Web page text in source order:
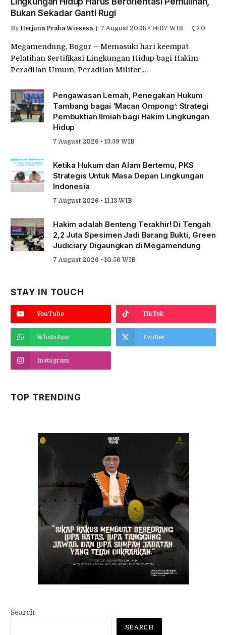
Bukan Sekadar Ganti Rugi
By Herjuna Praba Wiesesa 7 August 2026 • 14:07 WIB 0
Megamendung, Bogor – Memasuki hari keempat
Pelatihan Sertifikasi Lingkungan Hidup bagi Hakim
Peradilan Umum, Peradilan Militer,…
Pengawasan Lemah, Penegakan Hukum
Tambang bagai ‘Macan Ompong’: Strategi
Pembuktian Ilmiah bagi Hakim Lingkungan
Hidup
7 August 2026 • 13:39 WIB
Ketika Hukum dan Alam Bertemu, PKS
Strategis Untuk Masa Depan Lingkungan
Indonesia
7 August 2026 • 11:13 WIB
Hakim adalah Benteng Terakhir! Di Tengah
2,2 Juta Spesimen Jadi Barang Bukti, Green
Judiciary Digaungkan di Megamendung
7 August 2026 • 10:56 WIB
STAY IN TOUCH
YouTube TikTok
WhatsApp Twitter
Instagram
TOP TRENDING
Search
SEARCH